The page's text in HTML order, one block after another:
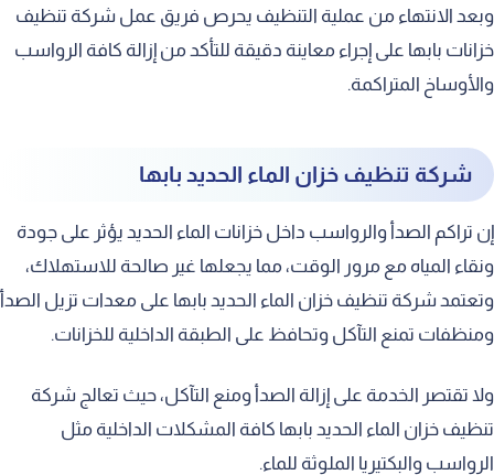
وبعد الانتهاء من عملية التنظيف يحرص فريق عمل شركة تنظيف
خزانات بابها على إجراء معاينة دقيقة للتأكد من إزالة كافة الرواسب
والأوساخ المتراكمة.
شركة تنظيف خزان الماء الحديد بابها
إن تراكم الصدأ والرواسب داخل خزانات الماء الحديد يؤثر على جودة
ونقاء المياه مع مرور الوقت، مما يجعلها غير صالحة للاستهلاك،
وتعتمد شركة تنظيف خزان الماء الحديد بابها على معدات تزيل الصدأ
ومنظفات تمنع التآكل وتحافظ على الطبقة الداخلية للخزانات.
ولا تقتصر الخدمة على إزالة الصدأ ومنع التآكل، حيث تعالج شركة
تنظيف خزان الماء الحديد بابها كافة المشكلات الداخلية مثل
الرواسب والبكتيريا الملوثة للماء.